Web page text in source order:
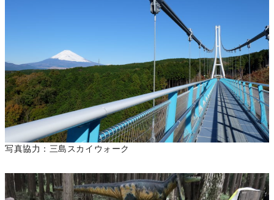
写真協力：三島スカイウォーク